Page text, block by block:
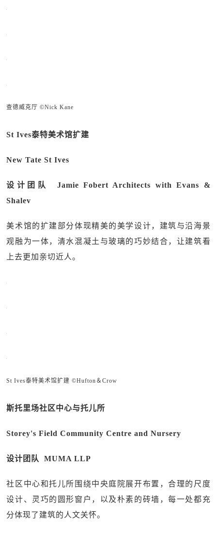
查德威克厅 ©Nick Kane
St Ives泰特美术馆扩建
New Tate St Ives
设计团队 Jamie Fobert Architects with Evans &
Shalev
美术馆的扩建部分体现精美的美学设计，建筑与沿海景
观融为一体，清水混凝土与玻璃的巧妙结合，让建筑看
上去更加亲切近人。
St Ives泰特美术馆扩建 ©Hufton＆Crow
斯托里场社区中心与托儿所
Storey's Field Community Centre and Nursery
设计团队 MUMA LLP
社区中心和托儿所围绕中央庭院展开布置，合理的尺度
设计、灵巧的圆形窗户，以及朴素的砖墙，每一处都充
分体现了建筑的人文关怀。